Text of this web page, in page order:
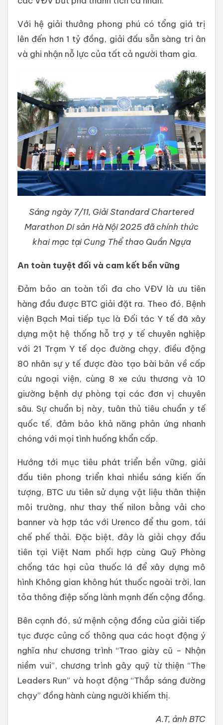
Với hệ giải thưởng phong phú có tổng giá trị
lên đến hơn 1 tỷ đồng, giải đấu sẵn sàng tri ân
và ghi nhận nỗ lực của tất cả người tham gia.
Sáng ngày 7/11, Giải Standard Chartered
Marathon Di sản Hà Nội 2025 đã chính thức
khai mạc tại Cung Thể thao Quần Ngựa
An toàn tuyệt đối và cam kết bền vững
Đảm bảo an toàn tối đa cho VĐV là ưu tiên
hàng đầu được BTC giải đặt ra. Theo đó, Bệnh
viện Bạch Mai tiếp tục là Đối tác Y tế đã xây
dựng một hệ thống hỗ trợ y tế chuyên nghiệp
với 21 Trạm Y tế dọc đường chạy, điều động
80 nhân sự y tế được đào tạo bài bản về cấp
cứu ngoại viện, cùng 8 xe cứu thương và 10
giường bệnh dự phòng tại các đơn vị chuyên
sâu. Sự chuẩn bị này, tuân thủ tiêu chuẩn y tế
quốc tế, đảm bảo khả năng phản ứng nhanh
chóng với mọi tình huống khẩn cấp.
Hướng tới mục tiêu phát triển bền vững, giải
đấu tiên phong triển khai nhiều sáng kiến ấn
tượng, BTC ưu tiên sử dụng vật liệu thân thiện
môi trường, như thay thế nilon bằng vải cho
banner và hợp tác với Urenco để thu gom, tái
chế phế thải. Đặc biệt, đây là giải chạy đầu
tiên tại Việt Nam phối hợp cùng Quỹ Phòng
chống tác hại của thuốc lá để xây dựng mô
hình Không gian không hút thuốc ngoài trời, lan
tỏa thông điệp sống lành mạnh đến cộng đồng.
Bên cạnh đó, sứ mệnh cộng đồng của giải tiếp
tục được củng cố thông qua các hoạt động ý
nghĩa như chương trình “Trao giày cũ – Nhận
niềm vui”, chương trình gây quỹ từ thiện “The
Leaders Run” và hoạt động “Thắp sáng đường
chạy” đồng hành cùng người khiếm thị.
A.T, ảnh BTC